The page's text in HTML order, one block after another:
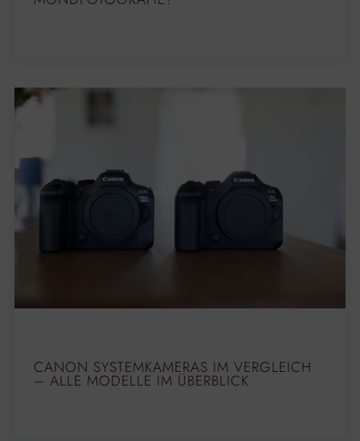
CANON SYSTEMKAMERAS IM VERGLEICH
– ALLE MODELLE IM ÜBERBLICK